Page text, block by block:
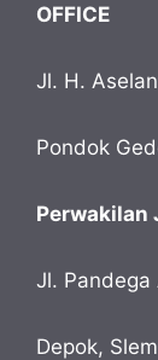
OFFICE
Jl. H.
Pondok
Perwakilan
Jl. Pandega
Depok,